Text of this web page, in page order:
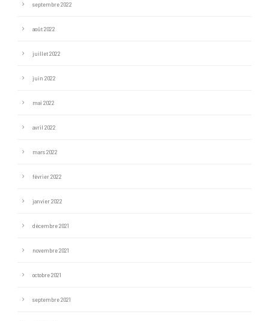
septembre 2022
août 2022
juillet 2022
juin 2022
mai 2022
avril 2022
mars 2022
février 2022
janvier 2022
décembre 2021
novembre 2021
octobre 2021
septembre 2021